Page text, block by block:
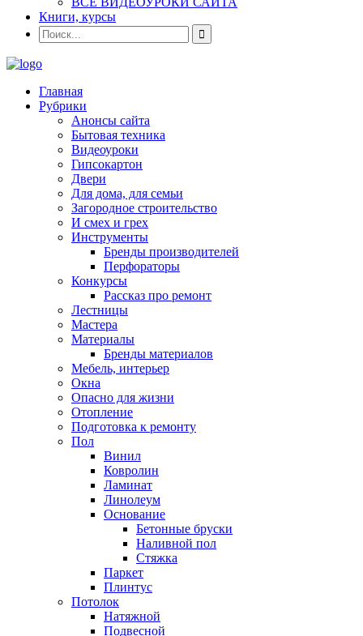
Книги, курсы
Главная
Рубрики
Анонсы сайта
Бытовая техника
Видеоуроки
Гипсокартон
Двери
Для дома, для семьи
Загородное строительство
И смех и грех
Инструменты
Бренды производителей
Перфораторы
Конкурсы
Рассказ про ремонт
Лестницы
Мастера
Материалы
Бренды материалов
Мебель, интерьер
Окна
Опасно для жизни
Отопление
Подготовка к ремонту
Пол
Винил
Ковролин
Ламинат
Линолеум
Основание
Бетонные бруски
Наливной пол
Стяжка
Паркет
Плинтус
Потолок
Натяжной
Подвесной